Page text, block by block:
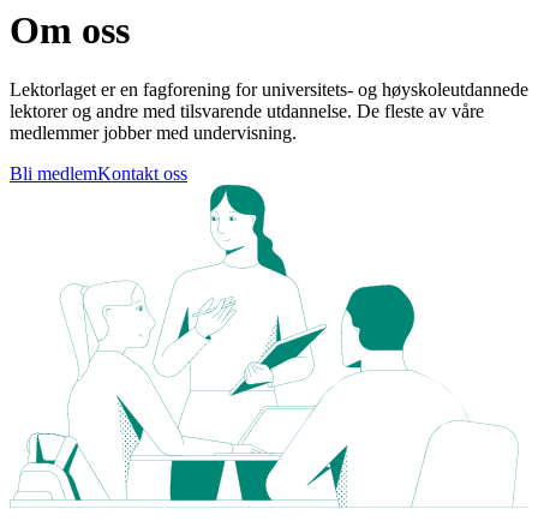
Om oss
Lektorlaget er en fagforening for universitets- og høyskoleutdannede
lektorer og andre med tilsvarende utdannelse. De fleste av våre
medlemmer jobber med undervisning.
Bli medlemKontakt oss